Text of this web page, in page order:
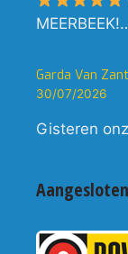
Garda Van
30/07/2026
Gisteren